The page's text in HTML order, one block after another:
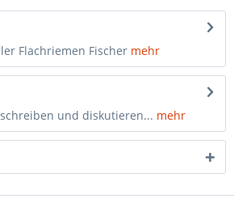
Flachriemen Fischer mehr
und diskutieren... mehr